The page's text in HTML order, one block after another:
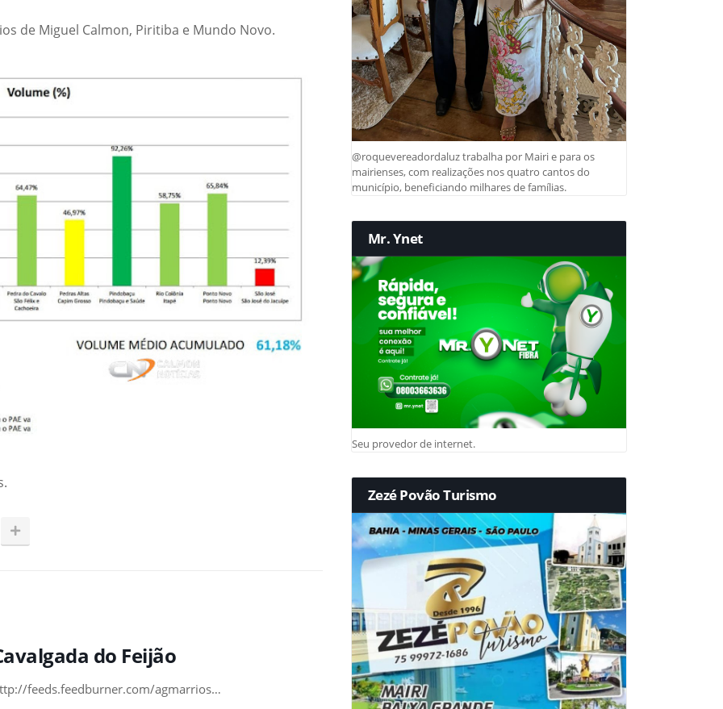
de Miguel Calmon, Piritiba e Mundo Novo.
do Feijão
feeds.feedburner.com/agmarrios…
@roquevereadordaluz trabalha por Mairi e para os
mairienses, com realizações nos quatro cantos do
município, beneficiando milhares de famílias.
Mr. Ynet
Seu provedor de internet.
Zezé Povão Turismo